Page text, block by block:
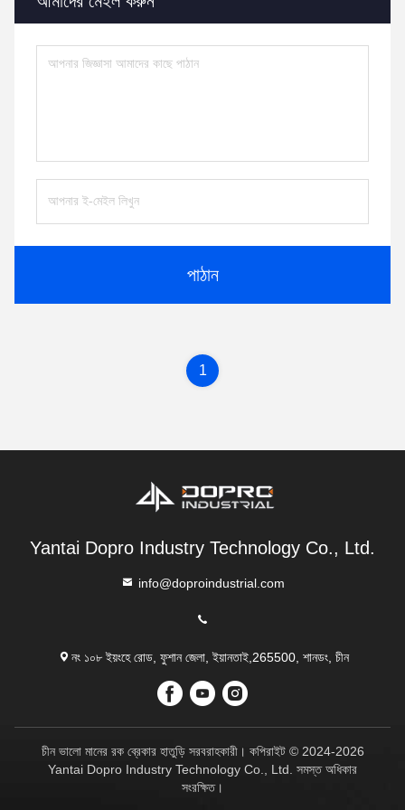
পাঠান
1
Yantai Dopro Industry Technology Co., Ltd.
info@doproindustrial.com
নং ১০৮ ইয়ংহে রোড, ফুশান জেলা, ইয়ানতাই,265500, শানডং, চীন
চীন ভালো মানের রক ব্রেকার হাতুড়ি সরবরাহকারী। কপিরাইট © 2024-2026
Yantai Dopro Industry Technology Co., Ltd. সমস্ত অধিকার
সংরক্ষিত।